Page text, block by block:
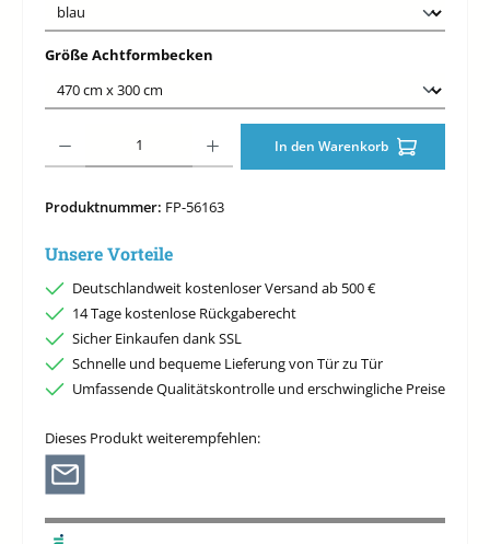
Größe Achtformbecken
In den Warenkorb
Produktnummer: FP-56163
Unsere Vorteile
Deutschlandweit kostenloser Versand ab 500 €
14 Tage kostenlose Rückgaberecht
Sicher Einkaufen dank SSL
Schnelle und bequeme Lieferung von Tür zu Tür
Umfassende Qualitätskontrolle und erschwingliche Preise
Dieses Produkt weiterempfehlen: